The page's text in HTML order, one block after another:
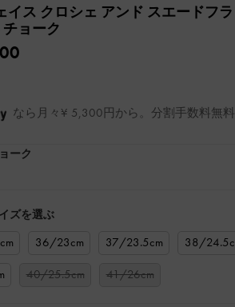
イス クロシェ アンド スエードフ
チョーク
なら月々¥ 5,300円から。分割手数料無料
ーク
ズを選ぶ
36/23cm 37/23.5cm
38/
40/25.5cm 41/26cm